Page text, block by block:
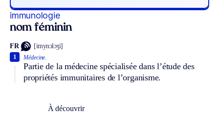
immunologie
nom féminin
FR [imynɔlɔʒi]
Médecine.
Partie de la médecine spécialisée dans l’étude des
propriétés immunitaires de l’organisme.
1
À découvrir